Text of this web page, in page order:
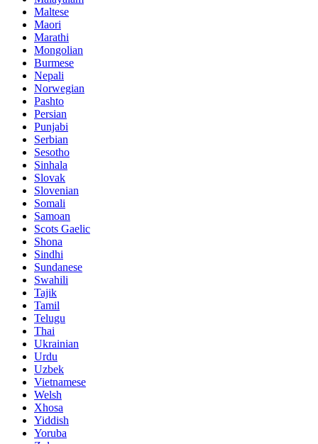
Maltese
Maori
Marathi
Mongolian
Burmese
Nepali
Norwegian
Pashto
Persian
Punjabi
Serbian
Sesotho
Sinhala
Slovak
Slovenian
Somali
Samoan
Scots Gaelic
Shona
Sindhi
Sundanese
Swahili
Tajik
Tamil
Telugu
Thai
Ukrainian
Urdu
Uzbek
Vietnamese
Welsh
Xhosa
Yiddish
Yoruba